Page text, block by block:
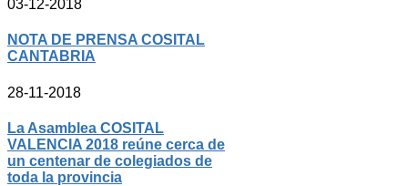
03-12-2018
NOTA DE PRENSA COSITAL
CANTABRIA
28-11-2018
La Asamblea COSITAL
VALENCIA 2018 reúne cerca de
un centenar de colegiados de
toda la provincia